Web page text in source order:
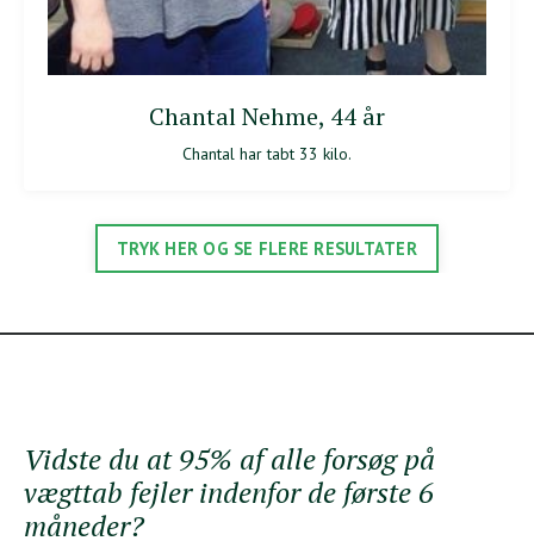
Chantal Nehme, 44 år
Chantal har tabt 33 kilo.
TRYK HER OG SE FLERE RESULTATER
Vidste du at 95% af alle forsøg på
vægttab fejler indenfor de første 6
måneder?